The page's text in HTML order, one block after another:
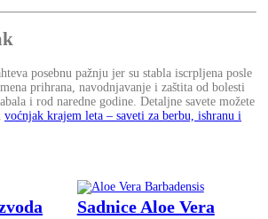
posebnu pažnju jer su stabla iscrpljena posle
prihrana, navodnjavanje i zaštita od bolesti
i rod naredne godine. Detaljne savete možete
voćnjak krajem leta – saveti za berbu, ishranu i
Sadnice Aloe Vera